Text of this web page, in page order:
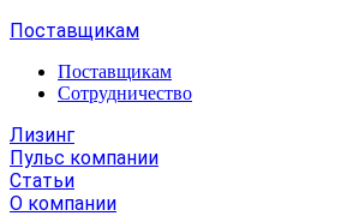
Поставщикам
Поставщикам
Сотрудничество
Лизинг
Пульс компании
Статьи
О компании